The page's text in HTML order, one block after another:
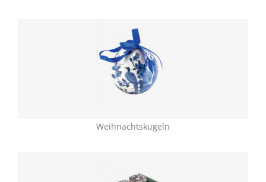
Weihnachtskugeln